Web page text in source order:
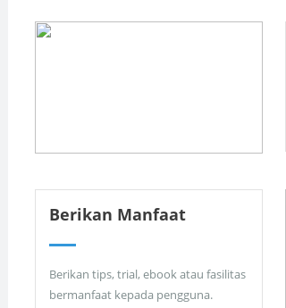
Berikan Manfaat
Berikan tips, trial, ebook atau fasilitas
bermanfaat kepada pengguna.